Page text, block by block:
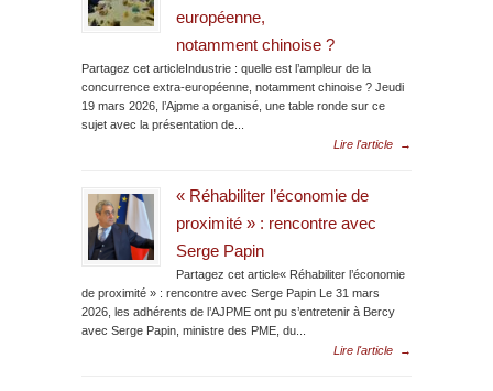
européenne,
notamment chinoise ?
Partagez cet articleIndustrie : quelle est l’ampleur de la
concurrence extra-européenne, notamment chinoise ? Jeudi
19 mars 2026, l’Ajpme a organisé, une table ronde sur ce
sujet avec la présentation de...
Lire l'article
→
« Réhabiliter l’économie de
proximité » : rencontre avec
Serge Papin
Partagez cet article« Réhabiliter l’économie
de proximité » : rencontre avec Serge Papin Le 31 mars
2026, les adhérents de l’AJPME ont pu s’entretenir à Bercy
avec Serge Papin, ministre des PME, du...
Lire l'article
→